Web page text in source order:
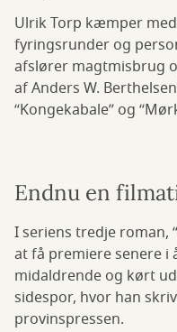
Ulrik Torp kæmper
fyringsrunder og
afslører magtmisbrug
af Anders W.
“Kongekabale” og
Endnu en
I seriens tredje roman,
at få premiere senere i
midaldrende og kørt
sidespor, hvor han
provinspressen.